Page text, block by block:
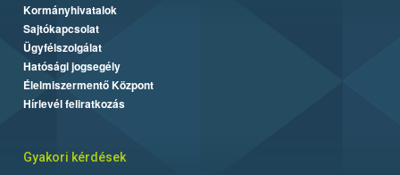
Kormányhivatalok
Sajtókapcsolat
Ügyfélszolgálat
Hatósági jogsegély
Élelmiszermentő Központ
Hírlevél feliratkozás
Gyakori kérdések